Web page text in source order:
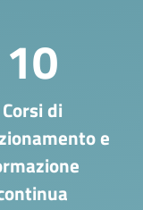
10
Corsi di
e